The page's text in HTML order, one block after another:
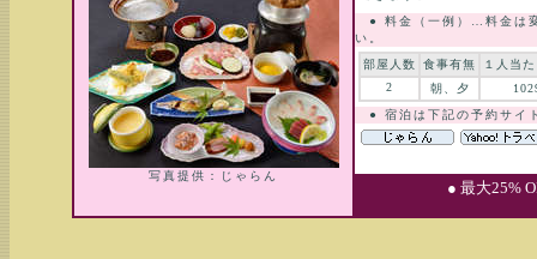
写真提供：じゃらん
● 料金（一例）…料金は変
い。
部屋人数
食事有無
１人当
2
朝、夕
● 宿泊は下記の予約サイ
● 最大25%